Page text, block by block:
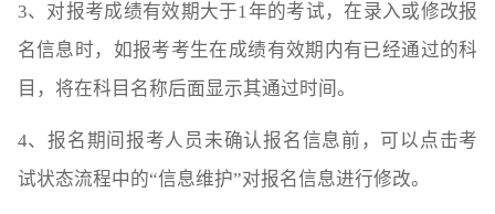
3、对报考成绩有效期大于1年的考试，在录入或修改报
名信息时，如报考考生在成绩有效期内有已经通过的科
目，将在科目名称后面显示其通过时间。
4、报名期间报考人员未确认报名信息前，可以点击考
试状态流程中的“信息维护”对报名信息进行修改。